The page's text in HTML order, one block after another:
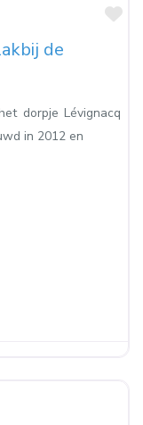
de
dorpje Lévignacq
in 2012 en